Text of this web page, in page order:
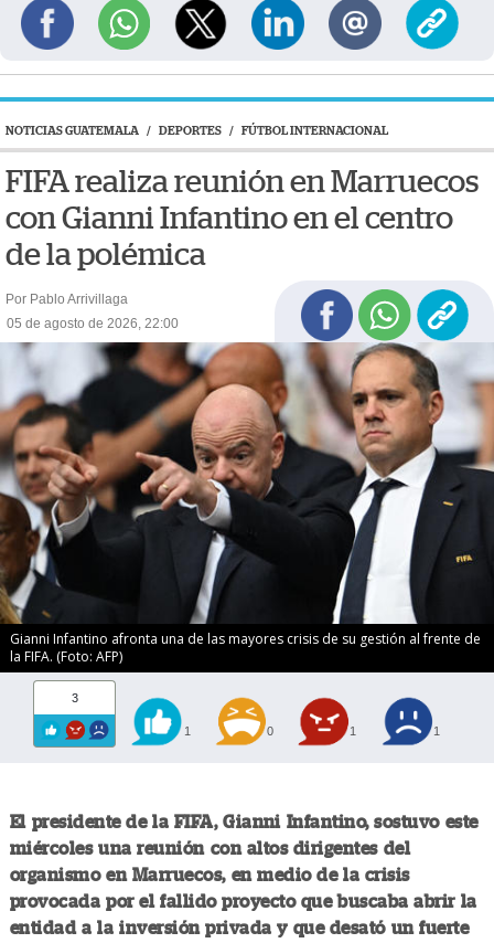
NOTICIAS GUATEMALA / DEPORTES / FÚTBOL INTERNACIONAL
FIFA realiza reunión en Marruecos
con Gianni Infantino en el centro
de la polémica
Por Pablo Arrivillaga
05 de agosto de 2026, 22:00
Gianni Infantino afronta una de las mayores crisis de su gestión al frente de
la FIFA. (Foto: AFP)
3
1 0 1 1
El presidente de la FIFA, Gianni Infantino, sostuvo este
miércoles una reunión con altos dirigentes del
organismo en Marruecos, en medio de la crisis
provocada por el fallido proyecto que buscaba abrir la
entidad a la inversión privada y que desató un fuerte